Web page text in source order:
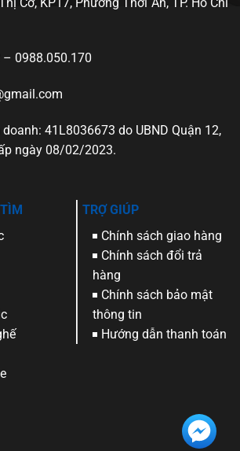
0988.050.170
41L8036673 do UBND Quận 12,
ngày 08/02/2023.
TRỢ GIÚP
Chính sách giao hàng
Chính sách đổi trả
hàng
Chính sách bảo mật
thông tin
Hướng dẫn thanh toán